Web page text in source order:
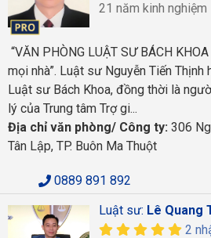
21 năm kinh nghiệm
“VĂN PHÒNG LUẬT SƯ BÁCH
mọi nhà”. Luật sư Nguyễn Tiến Thịnh
Luật sư Bách Khoa, đồng thời là
lý của Trung tâm Trợ gi...
Địa chỉ văn phòng/ Công ty: 306
Tân Lập, TP. Buôn Ma Thuột
0889 891 892
Luật sư: Lê Quang
2